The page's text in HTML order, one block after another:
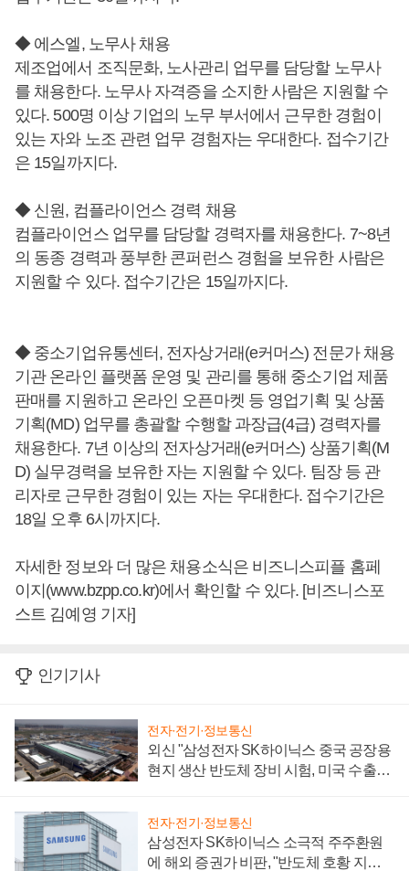
◆ 에스엘, 노무사 채용
제조업에서 조직문화, 노사관리 업무를 담당할 노무사
를 채용한다. 노무사 자격증을 소지한 사람은 지원할 수
있다. 500명 이상 기업의 노무 부서에서 근무한 경험이
있는 자와 노조 관련 업무 경험자는 우대한다. 접수기간
은 15일까지다.
◆ 신원, 컴플라이언스 경력 채용
컴플라이언스 업무를 담당할 경력자를 채용한다. 7~8년
의 동종 경력과 풍부한 콘퍼런스 경험을 보유한 사람은
지원할 수 있다. 접수기간은 15일까지다.
◆ 중소기업유통센터, 전자상거래(e커머스) 전문가 채용
기관 온라인 플랫폼 운영 및 관리를 통해 중소기업 제품
판매를 지원하고 온라인 오픈마켓 등 영업기획 및 상품
기획(MD) 업무를 총괄할 수행할 과장급(4급) 경력자를
채용한다. 7년 이상의 전자상거래(e커머스) 상품기획(M
D) 실무경력을 보유한 자는 지원할 수 있다. 팀장 등 관
리자로 근무한 경험이 있는 자는 우대한다. 접수기간은
18일 오후 6시까지다.
자세한 정보와 더 많은 채용소식은 비즈니스피플 홈페
이지(www.bzpp.co.kr)에서 확인할 수 있다. [비즈니스포
스트 김예영 기자]
인기기사
전자·전기·정보통신
외신 "삼성전자 SK하이닉스 중국 공장용
현지 생산 반도체 장비 시험, 미국 수출통
전자·전기·정보통신
삼성전자 SK하이닉스 소극적 주주환원
에 해외 증권가 비판, "반도체 호황 지속